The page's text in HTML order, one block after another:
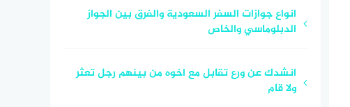
انواع جوازات السفر السعودية والفرق بين الجواز
الدبلوماسي والخاص
انشدك عن ورع تقابل مع اخوه من بينهم رجل تعثر
ولا قام